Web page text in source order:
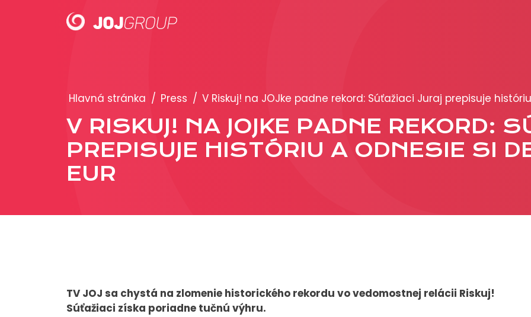
Produkty
formátoch
Obchodné
Prezentácia 2026
Hlavná stránka / Press / V Riskuj! na JOJke padne rekord: Súťažiaci Juraj prepisuje
V RISKUJ! NA JOJKE PADNE REKORD:
PREPISUJE HISTÓRIU A ODNESIE SI
EUR
TV JOJ sa chystá na zlomenie historického rekordu vo vedomostnej relácii Riskuj!
Súťažiaci získa poriadne tučnú výhru.